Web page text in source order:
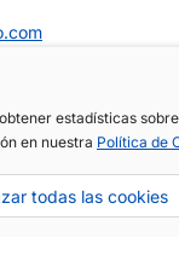
estadísticas
en nuestra Política de
todas las cookies